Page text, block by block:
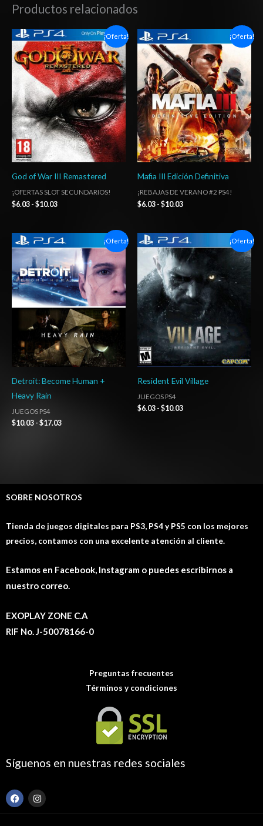
Productos relacionados
¡Oferta!
God of War III Remastered
¡OFERTAS SLOT SECUNDARIOS!
$6.03 - $10.03
Rango
de
precios:
desde
$6.03
hasta
$10.03
¡Oferta!
Mafia III Edición Definitiva
¡REBAJAS DE VERANO #2 PS4!
$6.03 - $10.03
Rango
de
precios:
desde
$6.03
hasta
$10.03
¡Oferta!
Detroit: Become Human +
Heavy Rain
JUEGOS PS4
$10.03 - $17.03
Rango
de
precios:
desde
$10.03
hasta
$17.03
¡Oferta!
Resident Evil Village
JUEGOS PS4
$6.03 - $10.03
Rango
de
precios:
desde
$6.03
hasta
$10.03
SOBRE NOSOTROS
Tienda de juegos digitales para PS3, PS4 y PS5 con los mejores
precios, contamos con una excelente atención al cliente.
Estamos en Facebook, Instagram o puedes escribirnos a
nuestro correo.
EXOPLAY ZONE C.A
RIF No. J-50078166-0
Preguntas frecuentes
Términos y condiciones
Síguenos en nuestras redes sociales
F
a
I
n